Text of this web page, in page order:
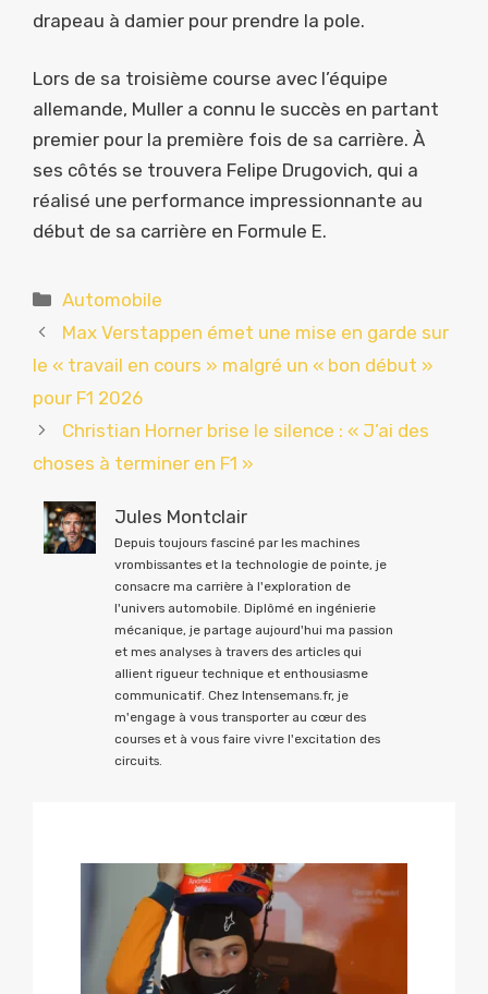
drapeau à damier pour prendre la pole.
Lors de sa troisième course avec l’équipe
allemande, Muller a connu le succès en partant
premier pour la première fois de sa carrière. À
ses côtés se trouvera Felipe Drugovich, qui a
réalisé une performance impressionnante au
début de sa carrière en Formule E.
Catégories
Automobile
Max Verstappen émet une mise en garde sur
le « travail en cours » malgré un « bon début »
pour F1 2026
Christian Horner brise le silence : « J’ai des
choses à terminer en F1 »
Jules Montclair
Depuis toujours fasciné par les machines
vrombissantes et la technologie de pointe, je
consacre ma carrière à l'exploration de
l'univers automobile. Diplômé en ingénierie
mécanique, je partage aujourd'hui ma passion
et mes analyses à travers des articles qui
allient rigueur technique et enthousiasme
communicatif. Chez Intensemans.fr, je
m'engage à vous transporter au cœur des
courses et à vous faire vivre l'excitation des
circuits.